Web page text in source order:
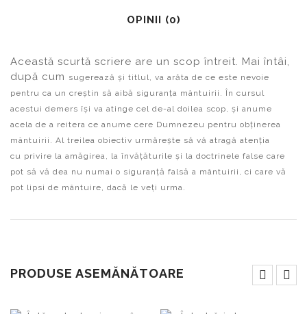
OPINII (0)
Această scurtă scriere are un scop întreit. Mai întâi,
după cum sugerează și titlul, va arăta de ce este nevoie
pentru ca un creștin să aibă siguranța mântuirii. În cursul
acestui demers își va atinge cel de-al doilea scop, și anume
acela de a reitera ce anume cere Dumnezeu pentru obținerea
mântuirii. Al treilea obiectiv urmărește să vă atragă atenția
cu privire la amăgirea, la învățăturile și la doctrinele false care
pot să vă dea nu numai o siguranță falsă a mântuirii, ci care vă
pot lipsi de mântuire, dacă le veți urma.
PRODUSE ASEMĂNĂTOARE